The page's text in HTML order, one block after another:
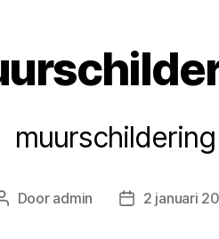
muurschildering
Berichtauteur
Door admin Berichtdatum
2 januari